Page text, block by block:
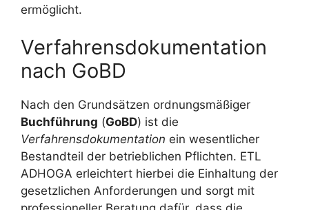
ermöglicht.
Verfahrensdokumentation
nach GoBD
Nach den Grundsätzen ordnungsmäßiger
Buchführung (GoBD) ist die
Verfahrensdokumentation ein wesentlicher
Bestandteil der betrieblichen Pflichten. ETL
ADHOGA erleichtert hierbei die Einhaltung der
gesetzlichen Anforderungen und sorgt mit